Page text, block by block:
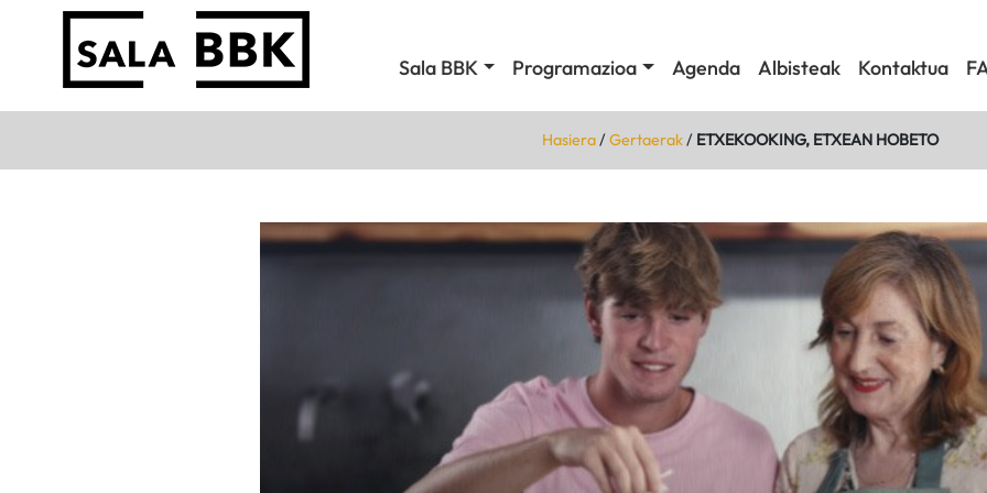
Sala BBK Programazioa Agenda Albisteak Kontaktua
Hasiera/Gertaerak/ ETXEKOOKING, ETXEAN HOBETO